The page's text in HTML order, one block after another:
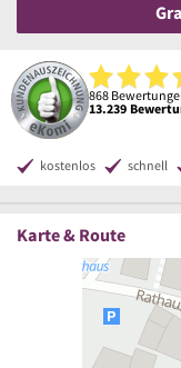
868
13.239
kostenlos schnell
Karte & Route